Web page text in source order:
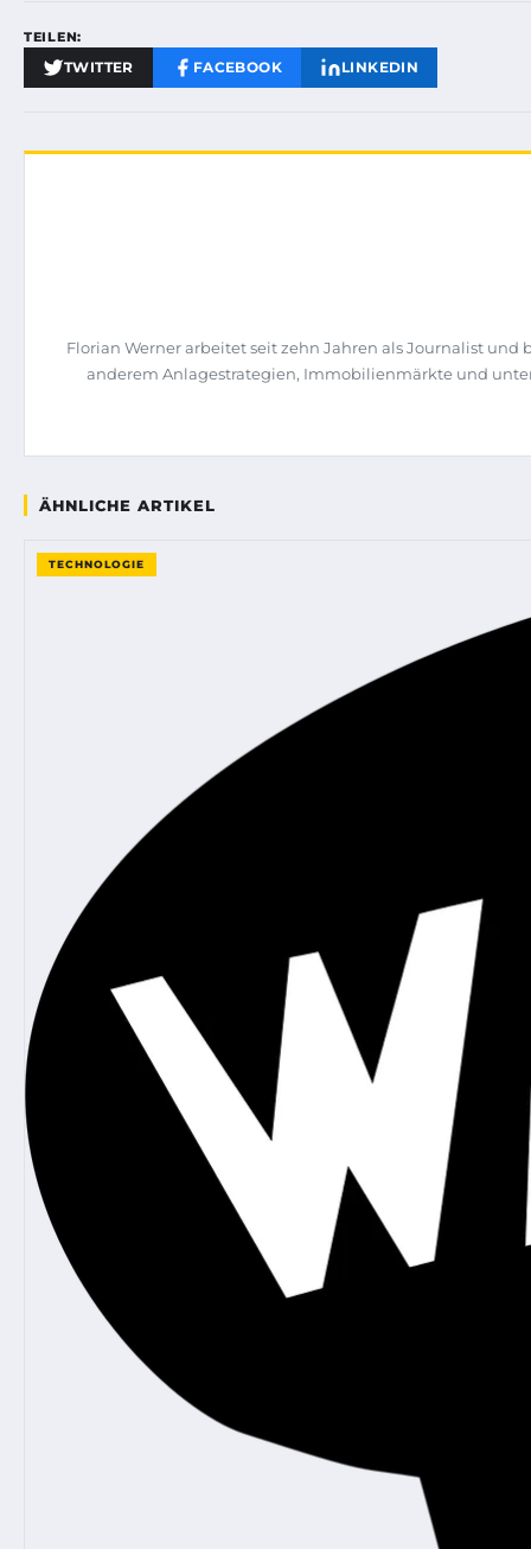
TEILEN:
TWITTER FACEBOOK LINKEDIN
Florian Werner arbeitet seit zehn Jahren als Journalist
anderem Anlagestrategien, Immobilienmärkte und
ÄHNLICHE ARTIKEL
TECHNOLOGIE